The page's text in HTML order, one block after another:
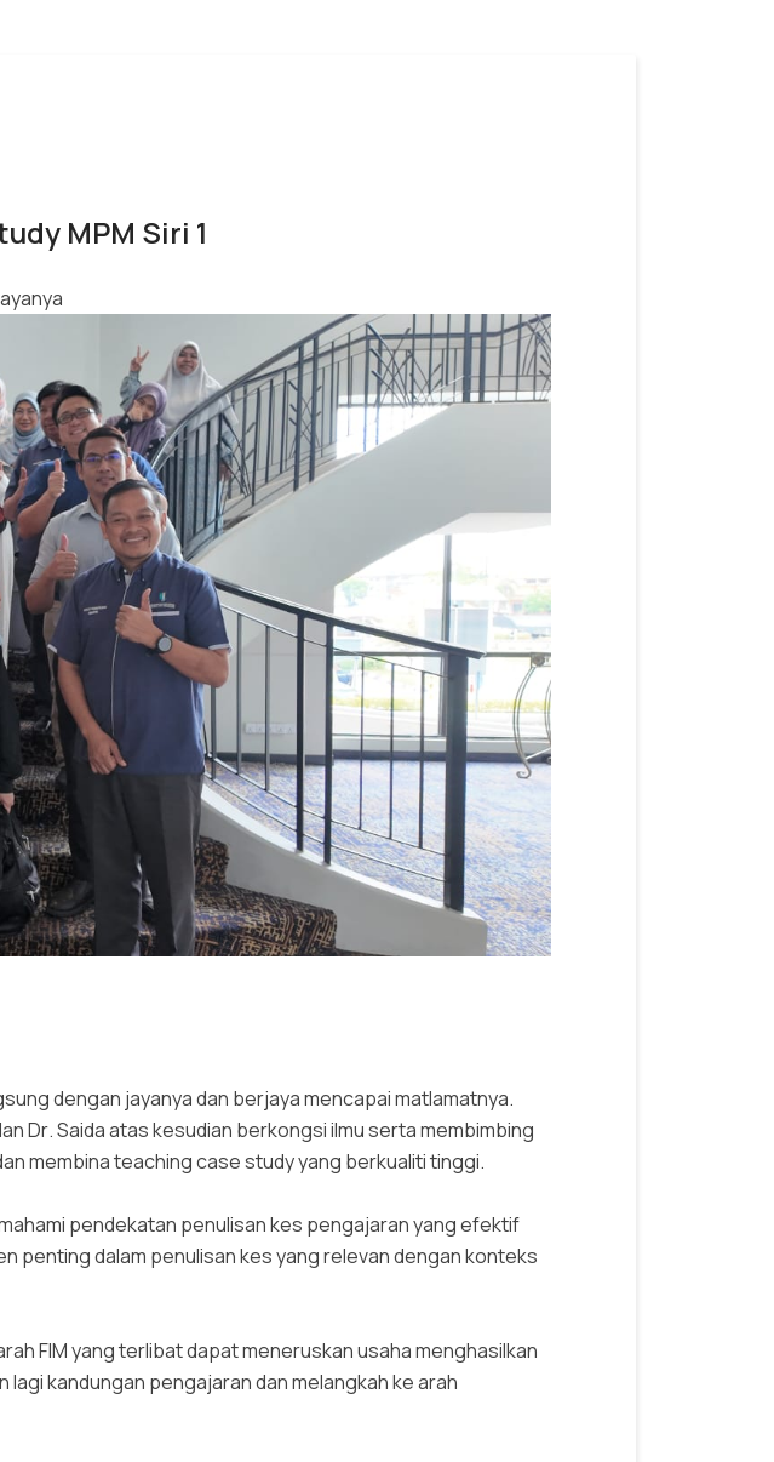
MPM Siri 1
dengan jayanya dan berjaya mencapai matlamatnya.
Dr. Saida atas kesudian berkongsi ilmu serta membimbing
membina teaching case study yang berkualiti tinggi.
pendekatan penulisan kes pengajaran yang efektif
penting dalam penulisan kes yang relevan dengan konteks
FIM yang terlibat dapat meneruskan usaha menghasilkan
kandungan pengajaran dan melangkah ke arah